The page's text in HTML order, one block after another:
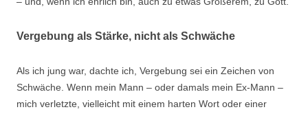
Vergebung als Stärke, nicht als Schwäche
Als ich jung war, dachte ich, Vergebung sei ein Zeichen von
Schwäche. Wenn mein Mann – oder damals mein Ex-Mann –
mich verletzte, vielleicht mit einem harten Wort oder einer